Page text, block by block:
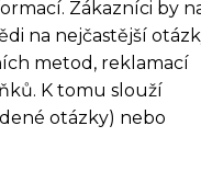
Zákazníci by
na nejčastější
metod, reklamací
K tomu slouží
otázky) nebo